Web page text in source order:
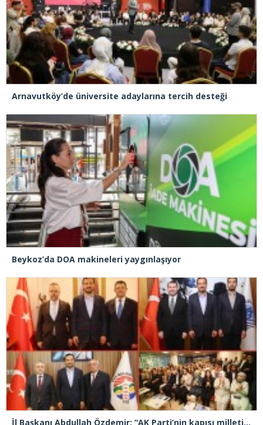
Arnavutköy’de üniversite adaylarına tercih desteği
Beykoz’da DOA makineleri yaygınlaşıyor
İl Başkanı Abdullah Özdemir: “AK Parti’nin kapısı milletine hizmet etmek isteyen herkese açıktır”